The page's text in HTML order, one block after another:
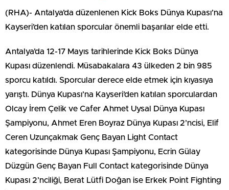
(RHA)- Antalya’da düzenlenen Kick Boks Dünya Kupası’na
Kayseri’den katılan sporcular önemli başarılar elde etti.
Antalya’da 12-17 Mayıs tarihlerinde Kick Boks Dünya
Kupası düzenlendi. Müsabakalara 43 ülkeden 2 bin 985
sporcu katıldı. Sporcular derece elde etmek için kıyasıya
yarıştı. Dünya Kupası’na Kayseri’den katılan sporculardan
Olcay İrem Çelik ve Cafer Ahmet Uysal Dünya Kupası
Şampiyonu, Ahmet Eren Boyraz Dünya Kupası 2’ncisi, Elif
Ceren Uzunçakmak Genç Bayan Light Contact
kategorisinde Dünya Kupası Şampiyonu, Ecrin Gülay
Düzgün Genç Bayan Full Contact kategorisinde Dünya
Kupası 2’nciliği, Berat Lütfi Doğan ise Erkek Point Fighting